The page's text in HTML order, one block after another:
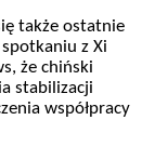
także ostatnie
z Xi
że chiński
stabilizacji
współpracy